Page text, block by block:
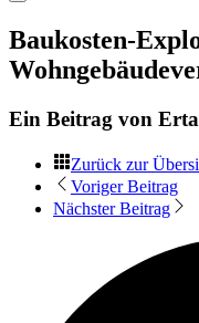
Baukosten-
Ein Beitrag von
Zurück zur
Voriger Beitrag
Nächster Beitrag